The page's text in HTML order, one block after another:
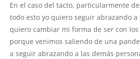
En el caso del tacto, particularmente
todo esto yo quiero seguir abrazando a
quiero cambiar mi forma de ser con
porque venimos saliendo de una
a seguir abrazando a las demás